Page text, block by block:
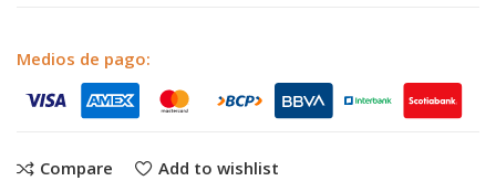
Medios de pago:
Compare Add to wishlist